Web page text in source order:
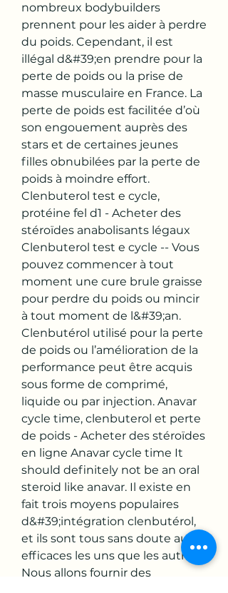
nombreux bodybuilders
prennent pour les aider à perdre
du poids. Cependant, il est
illégal d&#39;en prendre pour la
perte de poids ou la prise de
masse musculaire en France. La
perte de poids est facilitée d’où
son engouement auprès des
stars et de certaines jeunes
filles obnubilées par la perte de
poids à moindre effort.
Clenbuterol test e cycle,
protéine fel d1 - Acheter des
stéroïdes anabolisants légaux
Clenbuterol test e cycle -- Vous
pouvez commencer à tout
moment une cure brule graisse
pour perdre du poids ou mincir
à tout moment de l&#39;an.
Clenbutérol utilisé pour la perte
de poids ou l’amélioration de la
performance peut être acquis
sous forme de comprimé,
liquide ou par injection. Anavar
cycle time, clenbuterol et perte
de poids - Acheter des stéroïdes
en ligne Anavar cycle time It
should definitely not be an oral
steroid like anavar. Il existe en
fait trois moyens populaires
d&#39;intégration clenbutérol,
et ils sont tous sans doute aussi
efficaces les uns que les autres.
Nous allons fournir des